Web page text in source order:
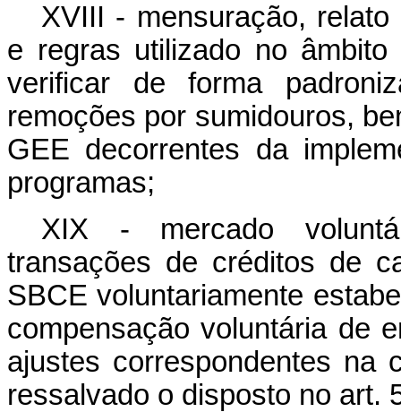
XVIII - mensuração,
e regras utilizado no
verificar de forma
remoções por sumidouros,
GEE decorrentes da
programas;
XIX - mercado
transações de créditos de
SBCE voluntariamente
compensação voluntária de
ajustes correspondentes na
ressalvado o disposto no art.